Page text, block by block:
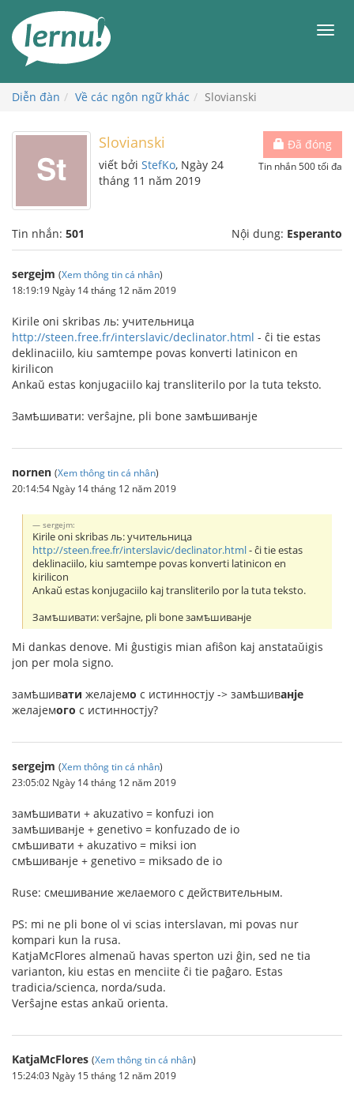
đến
phần
dung
Diễn đàn Về các ngôn ngữ khác Slovianski
Đã đóng
Tin nhắn 500 tối đa
Slovianski
viết bởi StefKo, Ngày 24
tháng 11 năm 2019
Tin nhắn: 501 Nội dung: Esperanto
sergejm (Xem thông tin cá nhân)
18:19:19 Ngày 14 tháng 12 năm 2019
Kirile oni skribas ль: учительница
http://steen.free.fr/interslavic/declinator.html - ĉi tie estas
deklinaciilo, kiu samtempe povas konverti latinicon en
kirilicon
Ankaŭ estas konjugaciilo kaj transliterilo por la tuta teksto.
Замѣшивати: verŝajne, pli bone замѣшиванje
nornen (Xem thông tin cá nhân)
20:14:54 Ngày 14 tháng 12 năm 2019
sergejm:
Kirile oni skribas ль: учительница
http://steen.free.fr/interslavic/declinator.html- ĉi tie estas
deklinaciilo, kiu samtempe povas konverti latinicon en
kirilicon
Ankaŭ estas konjugaciilo kaj transliterilo por la tuta teksto.
Замѣшивати: verŝajne, pli bone замѣшиванje
Mi dankas denove. Mi ĝustigis mian afiŝon kaj anstataŭigis
jon per mola signo.
замѣшивати желаjемо с истинностjу -> замѣшиванje
желаjемого с истинностjу?
sergejm (Xem thông tin cá nhân)
23:05:02 Ngày 14 tháng 12 năm 2019
замѣшивати + akuzativo = konfuzi ion
замѣшиванje + genetivo = konfuzado de io
смѣшивати + akuzativo = miksi ion
смѣшиванje + genetivo = miksado de io
Ruse: смешивание желаемого с действительным.
PS: mi ne pli bone ol vi scias interslavan, mi povas nur
kompari kun la rusa.
KatjaMcFlores almenaŭ havas sperton uzi ĝin, sed ne tia
varianton, kiu estas en menciite ĉi tie paĝaro. Estas
tradicia/scienca, norda/suda.
Verŝajne estas ankaŭ orienta.
KatjaMcFlores (Xem thông tin cá nhân)
15:24:03 Ngày 15 tháng 12 năm 2019